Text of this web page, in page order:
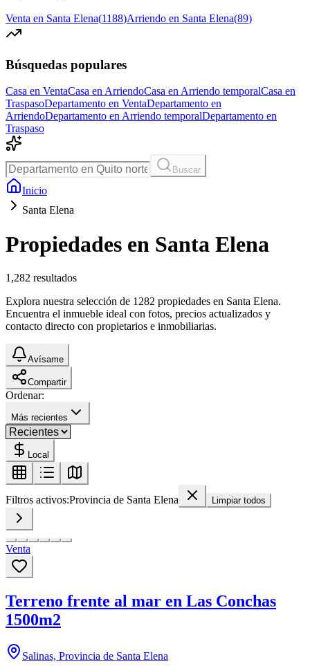
Venta en Santa Elena(1188)Arriendo en Santa Elena(89)
Búsquedas populares
Casa en VentaCasa en ArriendoCasa en Arriendo temporalCasa en
TraspasoDepartamento en VentaDepartamento en
ArriendoDepartamento en Arriendo temporalDepartamento en
Traspaso
Buscar
Inicio
Santa Elena
Propiedades en Santa Elena
1,282 resultados
Explora nuestra selección de 1282 propiedades en Santa Elena.
Encuentra el inmueble ideal con fotos, precios actualizados y
contacto directo con propietarios e inmobiliarias.
Avísame
Compartir
Ordenar:
Más recientes
Local
Filtros activos:Provincia de Santa Elena Limpiar todos
Venta
Terreno frente al mar en Las Conchas
1500m2
Salinas, Provincia de Santa Elena